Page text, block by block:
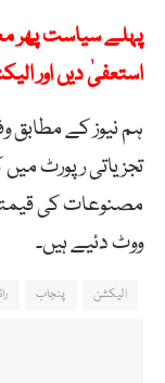
پہلے سیاست پھر
استعفیٰ دیں اور
ہم نیوز کے مطابق
تجزیاتی رپورٹ میں
مصنوعات کی
ووٹ دئیے ہیں۔
الیکشن پنجاب